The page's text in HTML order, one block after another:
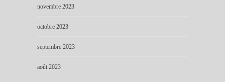
novembre 2023
octobre 2023
septembre 2023
août 2023